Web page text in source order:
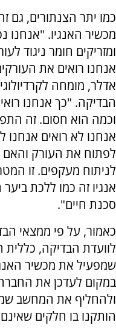
כמו יתר הצנתורים, גם
מכשיר האנגיו. "אנחנו
ומזריקים חומר ניגוד
אנחנו רואים את
אדלר, מומחה
הבדיקה. "כך אנחנו
וכמה הוא חסום. זה
אנחנו לא רואים אנחנו
לפתוח את העורק והאם
לניתוח מעקפים. זו
אנגיו זה כמו ללכת
סכנת חיים".
כאמור, על פי ממצאי
לוועדת הבדיקה,
שמפעיל את מכשיר
במקום לעדכן את
ולהחליף את המחשב
הותקנו בו חלקים